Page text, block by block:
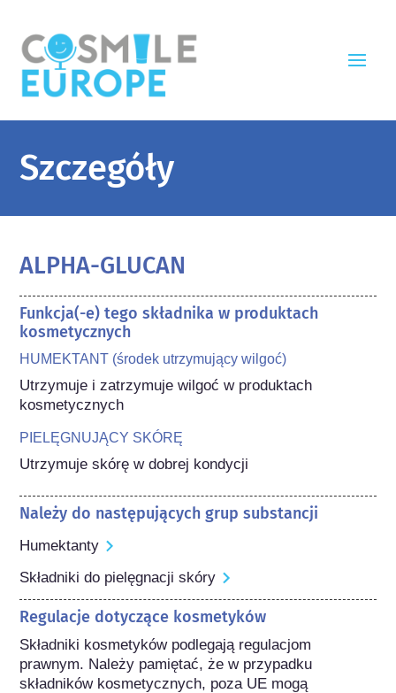
Szczegóły
ALPHA-GLUCAN
Funkcja(-e) tego składnika w produktach
kosmetycznych
HUMEKTANT (środek utrzymujący wilgoć)
Utrzymuje i zatrzymuje wilgoć w produktach
kosmetycznych
PIELĘGNUJĄCY SKÓRĘ
Utrzymuje skórę w dobrej kondycji
Należy do następujących grup substancji
Humektanty
Składniki do pielęgnacji skóry
Regulacje dotyczące kosmetyków
Składniki kosmetyków podlegają regulacjom
prawnym. Należy pamiętać, że w przypadku
składników kosmetycznych, poza UE mogą